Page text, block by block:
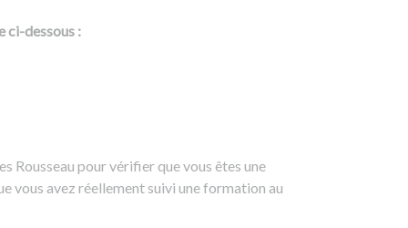
ci-dessous :
Rousseau pour vérifier que vous êtes une
vous avez réellement suivi une formation au